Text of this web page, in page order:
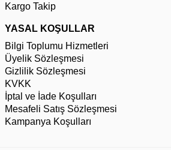
Kargo Takip
YASAL KOŞULLAR
Bilgi Toplumu Hizmetleri
Üyelik Sözleşmesi
Gizlilik Sözleşmesi
KVKK
İptal ve İade Koşulları
Mesafeli Satış Sözleşmesi
Kampanya Koşulları